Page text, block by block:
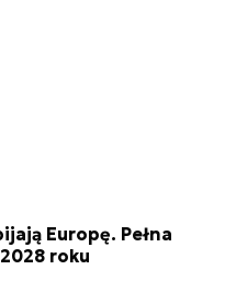
Europę. Pełna
roku